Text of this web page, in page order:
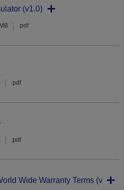
(v1.0)
.pdf
.pdf
.pdf
Wide Warranty Terms (v-)